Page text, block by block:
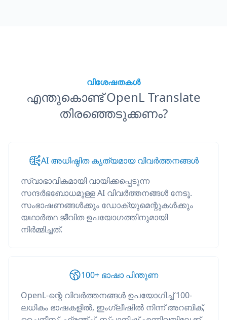
വിശേഷതകൾ
എന്തുകൊണ്ട് OpenL Translate
തിരഞ്ഞെടുക്കണം?
AI അധിഷ്ഠിത കൃത്യമായ വിവർത്തനങ്ങൾ
സ്വാഭാവികമായി വായിക്കപ്പെടുന്ന
സന്ദർഭബോധമുള്ള AI വിവർത്തനങ്ങൾ നേടൂ.
സംഭാഷണങ്ങൾക്കും ഡോക്യുമെന്റുകൾക്കും
യഥാർത്ഥ ജീവിത ഉപയോഗത്തിനുമായി
നിർമ്മിച്ചത്.
100+ ഭാഷാ പിന്തുണ
OpenL-ന്റെ വിവർത്തനങ്ങൾ ഉപയോഗിച്ച് 100-
ലധികം ഭാഷകളിൽ, ഇംഗ്ലീഷിൽ നിന്ന് അറബിക്,